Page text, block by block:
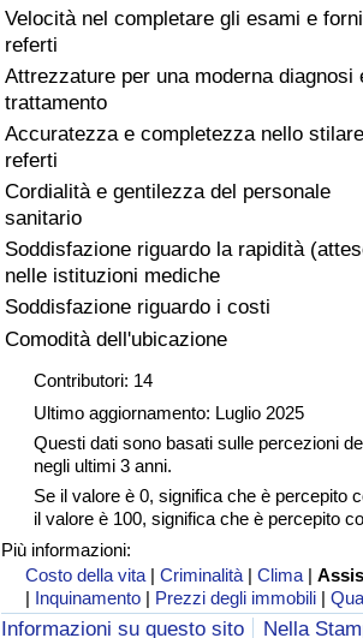
Velocità nel completare gli esami e
referti
Attrezzature per una moderna diagnosi
trattamento
Accuratezza e completezza nello
referti
Cordialità e gentilezza del personale
sanitario
Soddisfazione riguardo la rapidità
nelle istituzioni mediche
Soddisfazione riguardo i costi
Comodità dell'ubicazione
Contributori: 14
Ultimo aggiornamento: Luglio 2025
Questi dati sono basati sulle percezioni
negli ultimi 3 anni.
Se il valore è 0, significa che è percepito
il valore è 100, significa che è percepito
Più informazioni:
Costo della vita |Criminalità |Clima |
| Inquinamento | Prezzi degli immobili |
Informazioni su questo sito Nella
Indice della Criminalità
Indice di criminalità per paese
Assistenza Sanitaria
Indice dell’Assistenza Sanitaria
Indice dell’Assistenza Sanitaria
Indice dell’Assistenza Sanitaria per
Inquinamento
Indice dell’Inquinamento (Corrente)
Indice di inquinamento
Indice dell’Inquinamento per Nazione